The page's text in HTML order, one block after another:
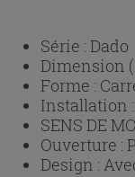
Série :Dado
Dimension
Forme :
Installation :
SENS DE
Ouverture :
Design :